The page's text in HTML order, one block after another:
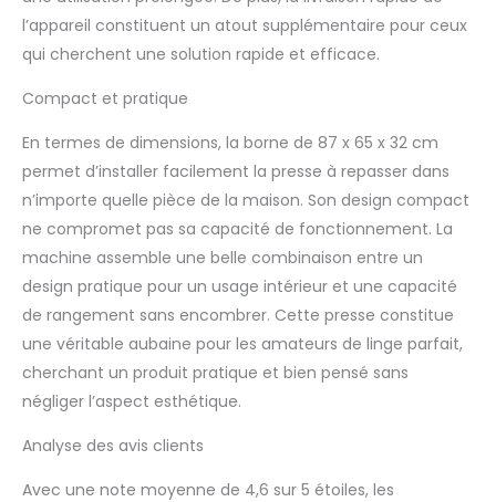
la collecte depuis et
depuis votre domicile.
Excellent service après-
plis (voir les images),
ainsi qu'une cartouche
de filtre à eau
anticalcaire, une
housse de rechange
(chiffon) et un dessous
en mousse de
rechange (tampon en
éponge de fer).
Speedypress, basé au
Royaume-Uni, importe
et fabrique des
utilisé comme presse à
l’appareil constituent un atout supplémentaire pour ceux
qui cherchent une solution rapide et efficace.
Compact et pratique
En termes de dimensions, la borne de 87 x 65 x 32 cm
permet d’installer facilement la presse à repasser dans
n’importe quelle pièce de la maison. Son design compact
ne compromet pas sa capacité de fonctionnement. La
machine assemble une belle combinaison entre un
design pratique pour un usage intérieur et une capacité
de rangement sans encombrer. Cette presse constitue
une véritable aubaine pour les amateurs de linge parfait,
cherchant un produit pratique et bien pensé sans
négliger l’aspect esthétique.
Analyse des avis clients
Avec une note moyenne de 4,6 sur 5 étoiles, les